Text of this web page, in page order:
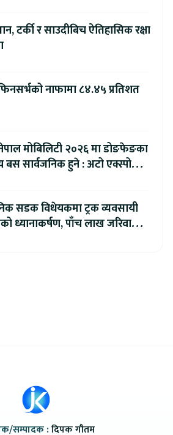
टर्की र साउदीबिच ऐतिहासिक रक्षा
नाफामा ८४.४५ प्रतिशत
मोबिलिटी २०२६ मा डोङफेङका
बस सार्वजनिक हुने : अटो एक्स्पोमा
सडक विधेयकमा ट्रक व्यवसायी
ध्यानाकर्षण, पाँच लाख जरिवाना
सम्पादक :दिपक गौतम